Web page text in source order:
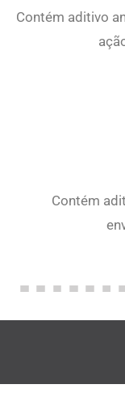
Contém aditivo
Contém